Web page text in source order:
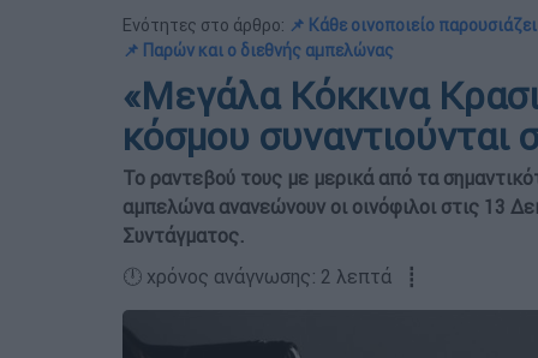
Ενότητες στο άρθρο: 📌 Κάθε οινοποιείο
📌 Παρών και ο διεθνής αμπελώνας
«Μεγάλα Κόκκινα
κόσμου συναντιούνται
Το ραντεβού τους με μερικά από τα
αμπελώνα ανανεώνουν οι οινόφιλοι στις 13
Συντάγματος.
🕛 χρόνος ανάγνωσης: 2 λεπτά ┋